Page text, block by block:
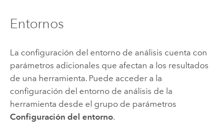
Entornos
La configuración del entorno de análisis cuenta con
parámetros adicionales que afectan a los resultados
de una herramienta. Puede acceder a la
configuración del entorno de análisis de la
herramienta desde el grupo de parámetros
Configuración del entorno.